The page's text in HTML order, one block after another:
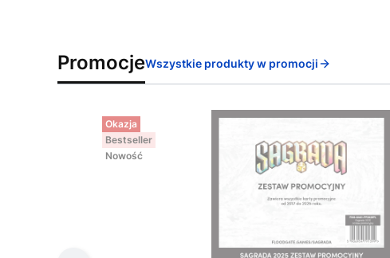
PromocjeWszystkie produkty w promocji
Okazja
Bestseller
Nowość